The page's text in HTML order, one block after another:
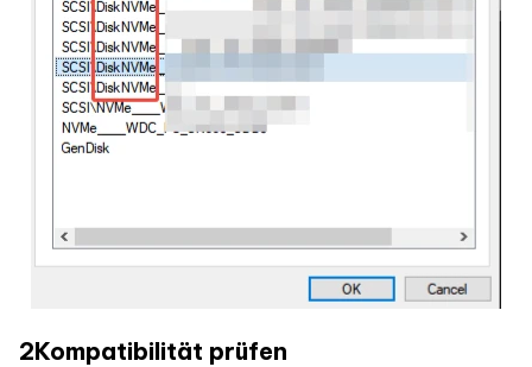
2Kompatibilität prüfen